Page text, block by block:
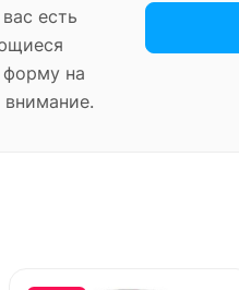
есть
форму на